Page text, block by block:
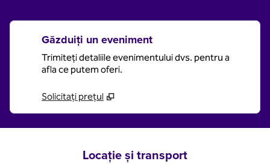
Găzduiți un eveniment
Trimiteți detaliile evenimentului dvs. pentru a
afla ce putem oferi.
Solicitați prețul
Locație și transport